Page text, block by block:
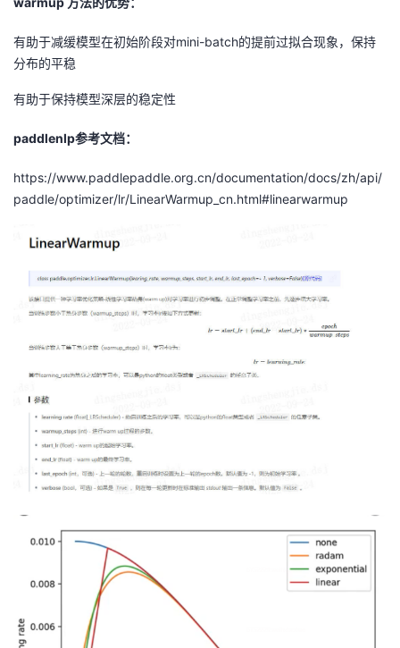
有助于减缓模型在初始阶段对mini-batch的提前过拟合现象，保持
分布的平稳
有助于保持模型深层的稳定性
paddlenlp参考文档：
https://www.paddlepaddle.org.cn/documentation/docs/zh/api/
paddle/optimizer/lr/LinearWarmup_cn.html#linearwarmup